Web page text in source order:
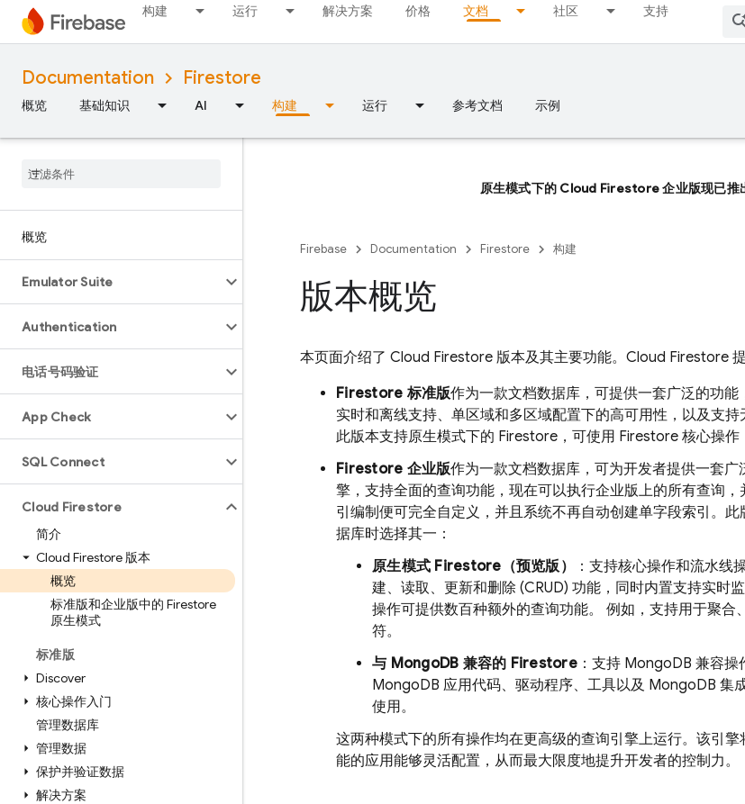
构建 运行 解决方案 价格 文档 社区 支持
Documentation Firestore
概览 基础知识 AI 构建 运行 参考文档 示例
概览
Emulator Suite
Authentication
电话号码验证
App Check
SQL Connect
Cloud Firestore
简介
Cloud Firestore 版本
概览
标准版和企业版中的 Firestore
原生模式
标准版
Discover
核心操作入门
管理数据库
管理数据
保护并验证数据
解决方案
原生模式下的 Cloud Firestore 企业版现已推
Firebase Documentation Firestore 构建
版本概览
本页面介绍了 Cloud Firestore 版本及其主要功能。 Cloud Firestore
Firestore 标准版作为一款文档数据库，可提供一套广泛的功能
实时和离线支持、单区域和多区域配置下的高可用性，以及支持
此版本支持原生模式下的 Firestore，可使用 Firestore 核心操作
Firestore 企业版作为一款文档数据库，可为开发者提供一套广
擎，支持全面的查询功能，现在可以执行企业版上的所有查询
引编制便可完全自定义，并且系统不再自动创建单字段索引。
据库时选择其一：
原生模式 Firestore（预览版）
：支持核心操作和流水线
建、读取、更新和删除 (CRUD) 功能，同时内置支持实时
操作可提供数百种额外的查询功能。 例如，支持用于聚
符。
与 MongoDB 兼容的 Firestore：支持 MongoDB 兼容操
MongoDB 应用代码、驱动程序、工具以及 MongoDB 集
使用。
这两种模式下的所有操作均在更高级的查询引擎上运行。该引
能的应用能够灵活配置，从而最大限度地提升开发者的控制力。